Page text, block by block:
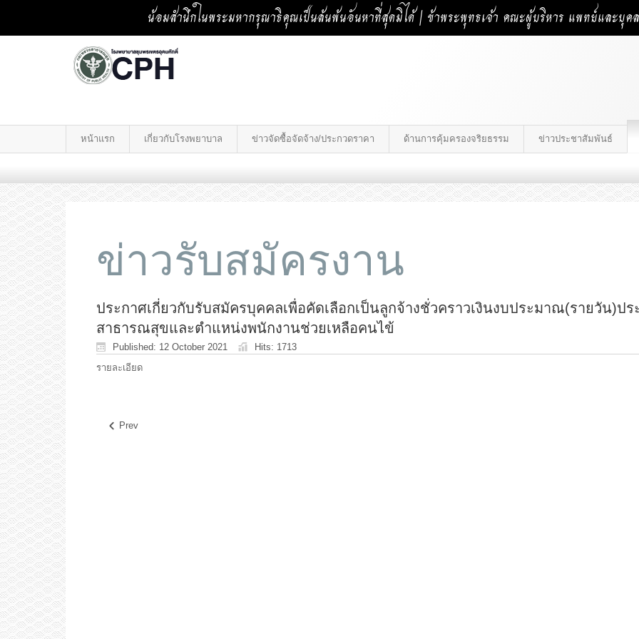
น้อมสำนึกในพระมหากรุณาธิคุณเป็นล้นพ้นอันหาที่สุดมิได้ | ข้าพระพุทธเจ้า คณะผู้บริหาร แพทย์และบุค
หน้าแรก เกี่ยวกับโรงพยาบาล ข่าวจัดซื้อจัดจ้าง/ประกวดราคา ด้านการคุ้มครองจริยธรรม ข่าวประชาสัมพันธ์
ข่าวรับสมัครงาน
ประกาศเกี่ยวกับรับสมัครบุคคลเพื่อคัดเลือกเป็นลูกจ้างชั่วคราวเงินงบประมาณ(รายวัน)ป
สาธารณสุขและตำแหน่งพนักงานช่วยเหลือคนไข้
Published: 12 October 2021
Hits: 1713
รายละเอียด
Prev